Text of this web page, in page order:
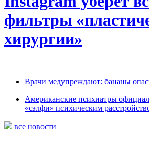
фильтры
хирургии»
Врачи медупреждают: бананы
Американские психиатры
«сэлфи» психическим
все новости